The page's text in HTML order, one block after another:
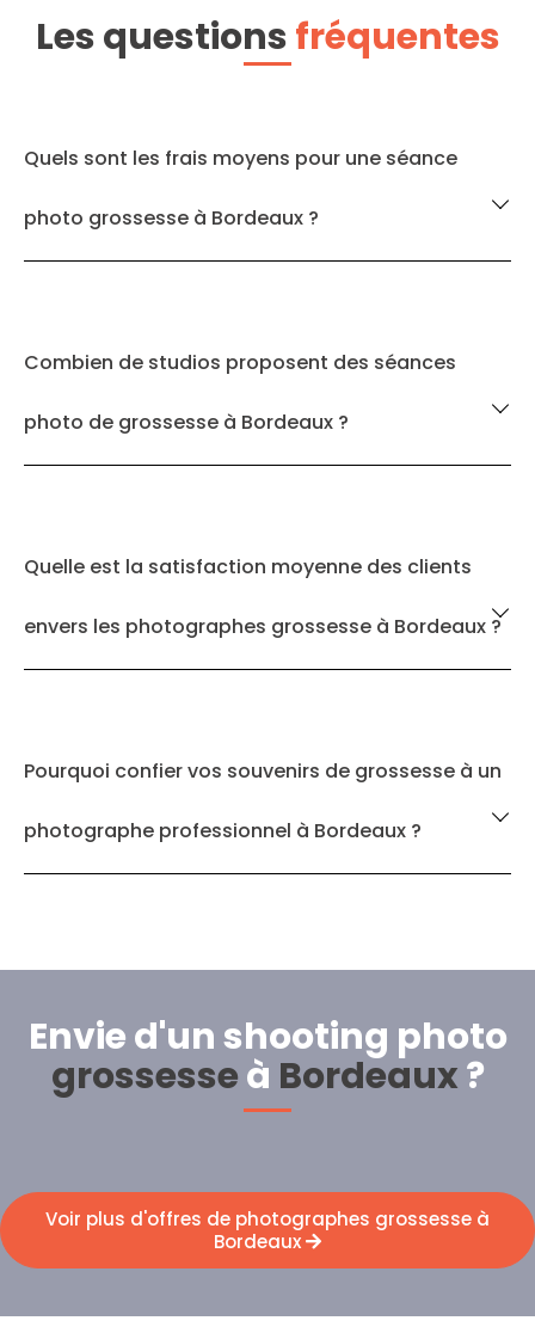
Les questionsfréquentes
Quels sont les frais moyens pour une séance
photo grossesse à Bordeaux ?
Combien de studios proposent des séances
photo de grossesse à Bordeaux ?
Quelle est la satisfaction moyenne des clients
envers les photographes grossesse à Bordeaux ?
Pourquoi confier vos souvenirs de grossesse à un
photographe professionnel à Bordeaux ?
Envie d'un shooting photo
grossesseà Bordeaux?
Voir plus d'offres de photographes grossesse à
Bordeaux